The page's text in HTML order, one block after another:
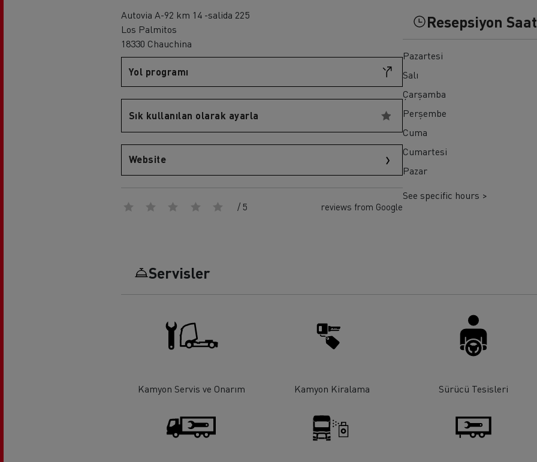
Renault Trucks D
Uzun yol Frigo taşımacılığı Maden taşımacılığı
Malzeme
Autovia A-92 km 14 -salida 225
Los Palmitos
18330 Chauchina
Yol programı
Sık kullanılan olarak ayarla
Website
/ 5 reviews from Google
Resepsiyon
Pazartesi
Salı
Çarşamba
Perşembe
Cuma
Cumartesi
Pazar
See specific hours >
Servisler
Kamyon Servis ve Onarım Kamyon Kiralama Sürücü Tesisleri